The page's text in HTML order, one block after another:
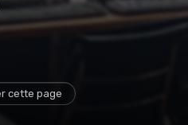
cette page